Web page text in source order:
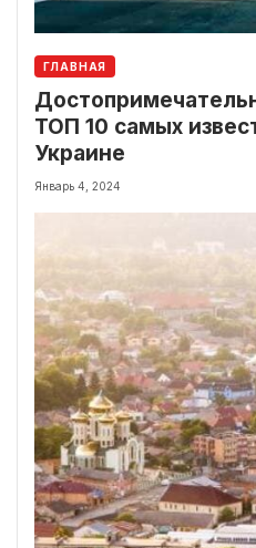
ГЛАВНАЯ
ТОП 10 самых
Украине
Январь 4, 2024